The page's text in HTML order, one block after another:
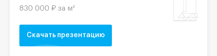
830 000 ₽ за м²
Скачать презентацию